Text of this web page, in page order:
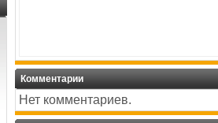
Комментарии
Нет комментариев.